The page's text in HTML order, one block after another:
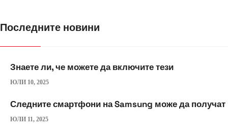
Последните новини
Знаете ли, че можете да включите тези
ЮЛИ 10, 2025
Следните смартфони на Samsung може да получат
ЮЛИ 11, 2025